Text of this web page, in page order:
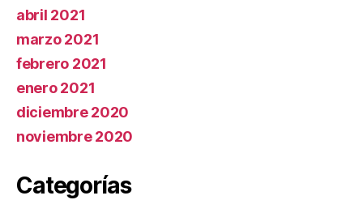
abril 2021
marzo 2021
febrero 2021
enero 2021
diciembre 2020
noviembre 2020
Categorías